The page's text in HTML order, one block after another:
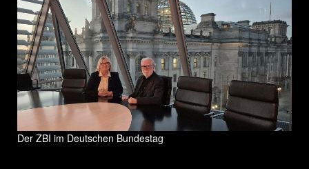
Der ZBI im Deutschen Bundestag